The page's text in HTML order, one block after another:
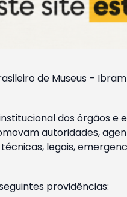
de Museus –
dos órgãos e
autoridades,
legais,
providências: